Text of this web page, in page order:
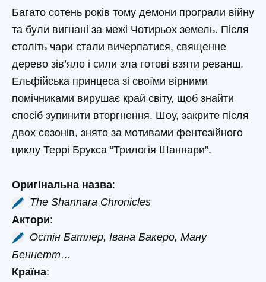
Багато сотень років тому демони програли війну
та були вигнані за межі Чотирьох земель. Після
століть чари стали вичерпатися, священне
дерево зів’яло і сили зла готові взяти реванш.
Ельфійська принцеса зі своїми вірними
помічниками вирушає край світу, щоб знайти
спосіб зупинити вторгнення. Шоу, закрите після
двох сезонів, знято за мотивами фентезійного
циклу Террі Брукса “Трилогія Шаннари”.
Оригінальна назва:
The Shannara Chronicles
Актори:
Остін Батлер, Івана Бакеро, Ману
Беннетт…
Країна: